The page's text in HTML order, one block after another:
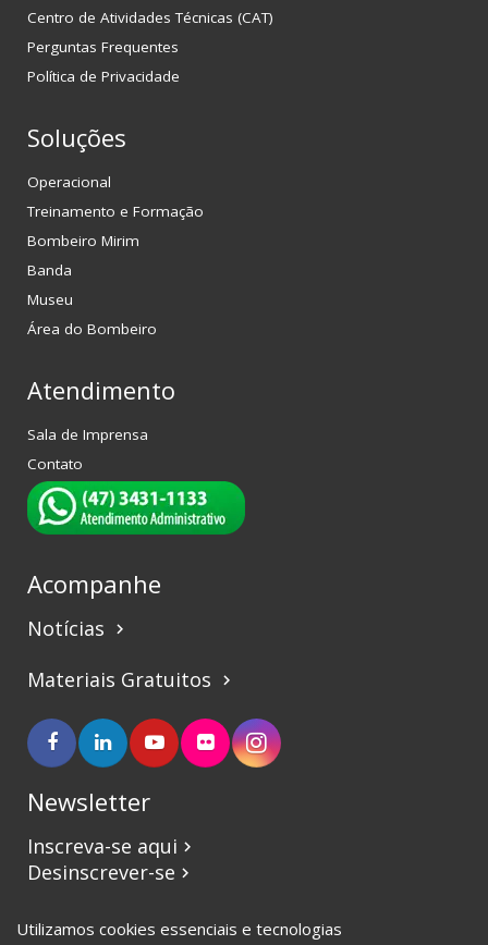
Centro de Atividades Técnicas (CAT)
Perguntas Frequentes
Política de Privacidade
Soluções
Operacional
Treinamento e Formação
Bombeiro Mirim
Banda
Museu
Área do Bombeiro
Atendimento
Sala de Imprensa
Contato
Acompanhe
Notícias keyboard_arrow_right
Materiais Gratuitos keyboard_arrow_right
Newsletter
Inscreva-se aqui keyboard_arrow_right
Desinscrever-se keyboard_arrow_right
Utilizamos cookies essenciais e tecnologias